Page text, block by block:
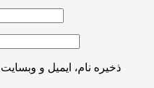
ذخیره نام، ایمیل و